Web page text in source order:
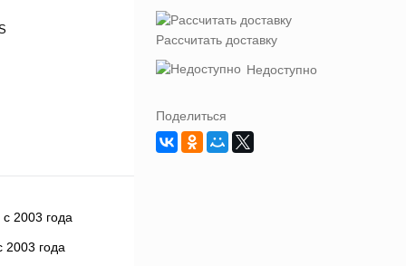
2003 года
Рассчитать доставку
Недоступно
Поделиться